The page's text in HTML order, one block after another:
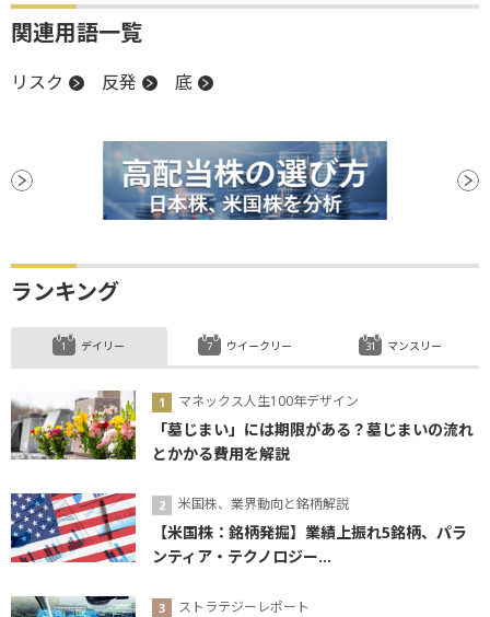
関連用語一覧
リスク 反発 底
ランキング
デイリー
マネックス人生100年デザイン
「墓じまい」には期限がある？墓じまいの流れ
とかかる費用を解説
米国株、業界動向と銘柄解説
【米国株：銘柄発掘】業績上振れ5銘柄、パラ
ンティア・テクノロジー...
ストラテジーレポート
ウイークリー マンスリー